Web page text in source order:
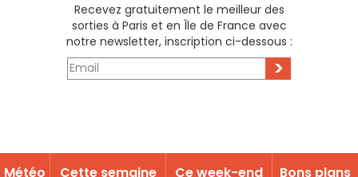
Recevez gratuitement le meilleur des
sorties à Paris et en Île de France avec
notre newsletter, inscription ci-dessous :
>
Météo Cette semaine Ce week-end Bons plans